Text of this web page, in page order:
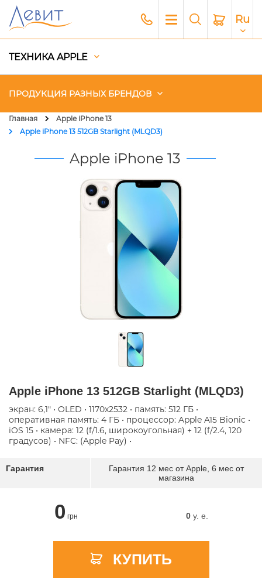
Ru
ТЕХНИКА APPLE
ПРОДУКЦИЯ РАЗНЫХ БРЕНДОВ
Чехлы
Генераторы и Зарядные
Главная
Apple iPhone 13
Apple iPhone 13 512GB Starlight (MLQD3)
Apple iPhone 13
Apple iPhone 13 512GB Starlight (MLQD3)
экран: 6,1" • OLED • 1170x2532 • память: 512 ГБ •
оперативная память: 4 ГБ • процессор: Apple A15 Bionic •
iOS 15 • камера: 12 (f/1.6, широкоугольная) + 12 (f/2.4, 120
градусов) • NFC: (Apple Pay) •
Гарантия
Гарантия 12 мес от Apple, 6 мес от
магазина
0 грн 0y. e.
КУПИТЬ